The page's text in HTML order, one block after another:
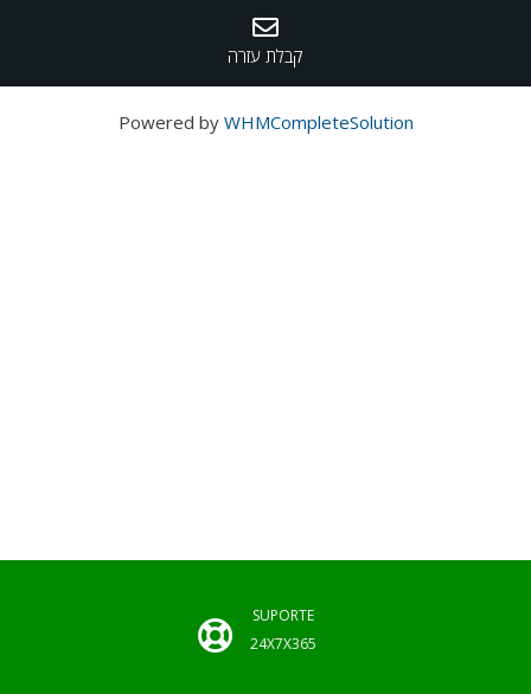
קבלת עזרה
Powered by WHMCompleteSolution
SUPORTE
24X7X365